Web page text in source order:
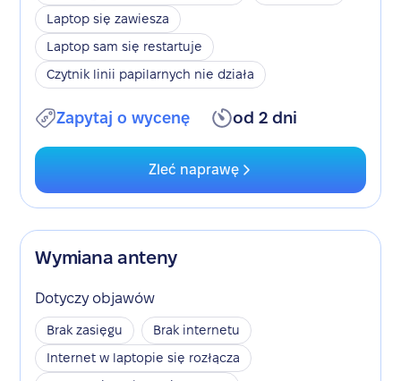
Laptop się zawiesza
Laptop sam się restartuje
Czytnik linii papilarnych nie działa
Zapytaj o wycenę od 2 dni
Zleć naprawę
Wymiana anteny
Dotyczy objawów
Brak zasięgu
Brak internetu
Internet w laptopie się rozłącza